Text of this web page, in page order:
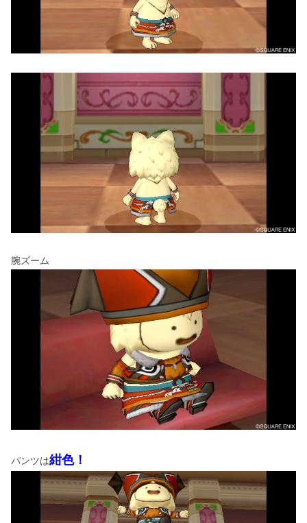
腕ズーム
パンツは紺色！